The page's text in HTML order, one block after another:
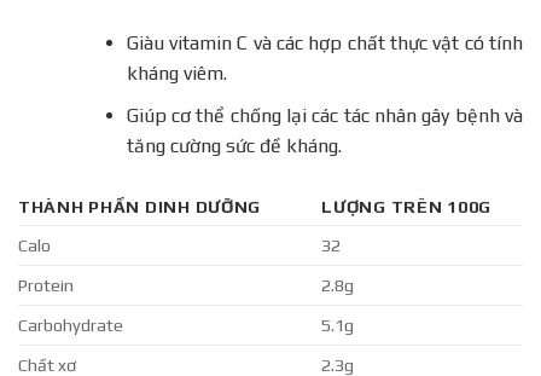
Giàu vitamin C và các hợp chất thực vật có tính
kháng viêm.
Giúp cơ thể chống lại các tác nhân gây bệnh và
tăng cường sức đề kháng.
THÀNH PHẦN DINH DƯỠNG
LƯỢNG TRÊN 100G
Calo
32
Protein 2.8g
Carbohydrate 5.1g
Chất xơ 2.3g